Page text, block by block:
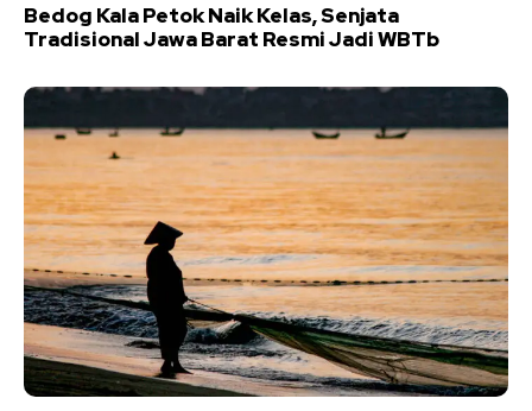
Bedog Kala Petok Naik Kelas, Senjata
Tradisional Jawa Barat Resmi Jadi WBTb